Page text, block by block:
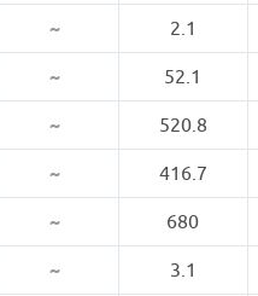
~ 2.1
~ 52.1
~ 520.8
~ 416.7
~ 680
~ 3.1